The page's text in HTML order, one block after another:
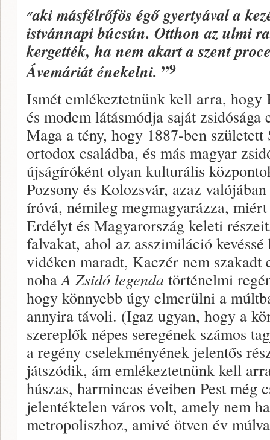
״aki másfélrőfös égő gyertyával a
istvánnapi búcsún. Otthon az ulmi
kergették, ha nem akart a szent
Ávemáriát énekelni. ”9
Ismét emlékeztetnünk kell arra, hogy
és modem látásmódja saját zsidósága
Maga a tény, hogy 1887-ben
ortodox családba, és más magyar
újságíróként olyan kulturális
Pozsony és Kolozsvár, azaz
íróvá, némileg megmagyarázza,
Erdélyt és Magyarország keleti
falvakat, ahol az asszimiláció
vidéken maradt, Kaczér nem
nohaA Zsidó legenda történelmi
hogy könnyebb úgy elmerülni a
annyira távoli. (Igaz ugyan, hogy a
szereplők népes seregének számos
a regény cselekményének jelentős
játszódik, ám emlékeztetnünk kell
húszas, harmincas éveiben Pest még
jelentéktelen város volt, amely nem
metropoliszhoz, amivé ötven év